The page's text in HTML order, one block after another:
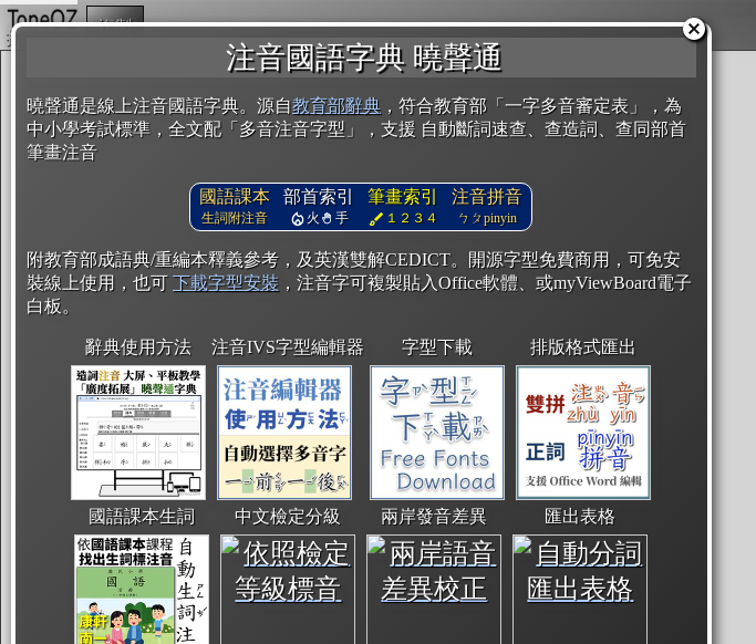
注音國語字典 曉聲通
曉聲通是線上注音國語字典。源自教育部辭典 ，符合教育部「一字多音審定表」，為
中小學考試標準，全文配「多音注音字型」，支援 自動斷詞速查、查造詞、查同部首
筆畫注音
國語課本
生詞附注音
部首索引
火 手
筆畫索引
１２３４
注音拼音
ㄅㄆpinyin
附教育部成語典/重編本釋義參考，及英漢雙解CEDICT。開源字型免費商用，可免安
裝線上使用，也可 下載字型安裝 ，注音字可複製貼入Office軟體、或myViewBoard電子
白板。
辭典使用方法 注音IVS字型編輯器 字型下載 排版格式匯出
國語課本生詞 中文檢定分級 兩岸發音差異 匯出表格
複製